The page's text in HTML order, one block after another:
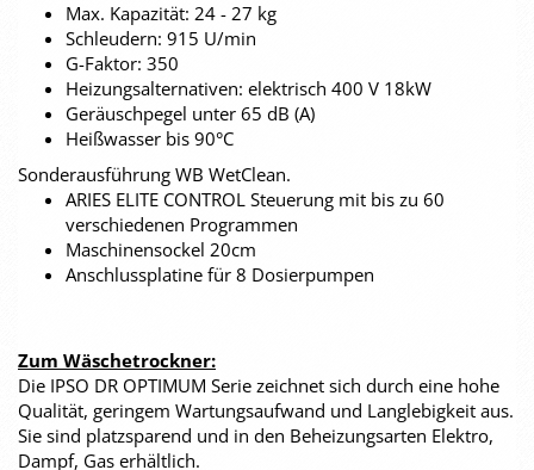
Max. Kapazität: 24 - 27 kg
Schleudern: 915 U/min
G-Faktor: 350
Heizungsalternativen: elektrisch 400 V 18kW
Geräuschpegel unter 65 dB (A)
Heißwasser bis 90°C
Sonderausführung WB WetClean.
ARIES ELITE CONTROL Steuerung mit bis zu 60
verschiedenen Programmen
Maschinensockel 20cm
Anschlussplatine für 8 Dosierpumpen
Zum Wäschetrockner:
Die IPSO DR OPTIMUM Serie zeichnet sich durch eine hohe
Qualität, geringem Wartungsaufwand und Langlebigkeit aus.
Sie sind platzsparend und in den Beheizungsarten Elektro,
Dampf, Gas erhältlich.